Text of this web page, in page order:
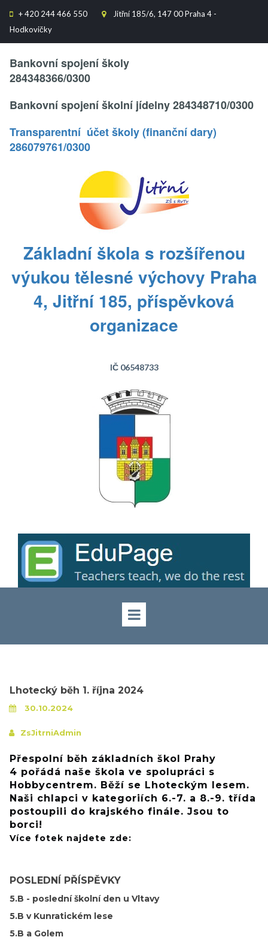
 +420 244 466 550 
Jitřní 185/6, 147 00 Praha 4 -
Hodkovičky
Bankovní spojení školy
284348366/0300
Bankovní spojení školní jídelny 284348710/0300
Transparentní účet školy (finanční dary)
286079761/0300
Základní škola s rozšířenou
výukou tělesné výchovy Praha
4, Jitřní 185, příspěvková
organizace
IČ 06548733
Lhotecký běh 1. října 2024
30.10.2024
ZsJitrniAdmin
Přespolní běh základních škol Prahy
4 pořádá naše škola ve spolupráci s
Hobbycentrem. Běží se Lhoteckým lesem.
Naši chlapci v kategoriích 6.-7. a 8.-9. třída
postoupili do krajského finále. Jsou to
borci!
Více fotek najdete zde:
POSLEDNÍ PŘÍSPĚVKY
5.B - poslední školní den u Vltavy
5.B v Kunratickém lese
5.B a Golem